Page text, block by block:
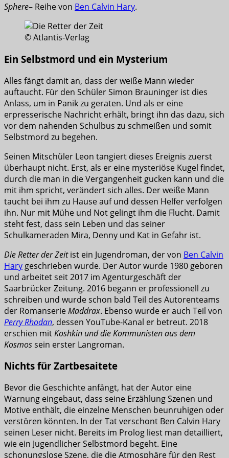
Sphere– Reihe von Ben Calvin Hary.
© Atlantis-Verlag
Ein Selbstmord und ein Mysterium
Alles fängt damit an, dass der weiße Mann wieder
auftaucht. Für den Schüler Simon Brauninger ist dies
Anlass, um in Panik zu geraten. Und als er eine
erpresserische Nachricht erhält, bringt ihn das dazu, sich
vor dem nahenden Schulbus zu schmeißen und somit
Selbstmord zu begehen.
Seinen Mitschüler Leon tangiert dieses Ereignis zuerst
überhaupt nicht. Erst, als er eine mysteriöse Kugel findet,
durch die man in die Vergangenheit gucken kann und die
mit ihm spricht, verändert sich alles. Der weiße Mann
taucht bei ihm zu Hause auf und dessen Helfer verfolgen
ihn. Nur mit Mühe und Not gelingt ihm die Flucht. Damit
steht fest, dass sein Leben und das seiner
Schulkameraden Mira, Denny und Kat in Gefahr ist.
Die Retter der Zeitist ein Jugendroman, der von Ben Calvin
Hary geschrieben wurde. Der Autor wurde 1980 geboren
und arbeitet seit 2017 im Agenturgeschäft der
Saarbrücker Zeitung. 2016 begann er professionell zu
schreiben und wurde schon bald Teil des Autorenteams
der RomanserieMaddrax. Ebenso wurde er auch Teil von
Perry Rhodan, dessen YouTube-Kanal er betreut. 2018
erschien mitKoshkin und die Kommunisten aus dem
Kosmossein erster Langroman.
Nichts für Zartbesaitete
Bevor die Geschichte anfängt, hat der Autor eine
Warnung eingebaut, dass seine Erzählung Szenen und
Motive enthält, die einzelne Menschen beunruhigen oder
verstören könnten. In der Tat verschont Ben Calvin Hary
seinen Leser nicht. Bereits im Prolog liest man detailliert,
wie ein Jugendlicher Selbstmord begeht. Eine
schonungslose Szene, die die Atmosphäre für den Rest